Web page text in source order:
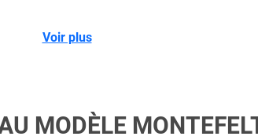
Voir plus
MODÈLE